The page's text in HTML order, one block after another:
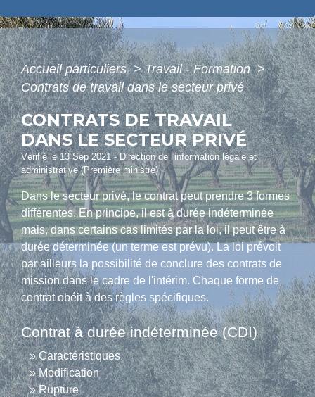
Accueil particuliers> Travail - Formation>
Contrats de travail dans le secteur privé
CONTRATS DE TRAVAIL
DANS LE SECTEUR PRIVÉ
Vérifié le 13 Sep 2021 - Direction de l'information légale et
administrative (Première ministre)
Dans le secteur privé, le contrat peut prendre 3 formes
différentes. En principe, il est à durée indéterminée
mais, dans certains cas limités par la loi, il peut être à
durée déterminée (un terme est prévu). La loi prévoit
par ailleurs la possibilité de conclure des contrats de
mission dans le cadre de l'intérim. Chaque forme de
contrat obéit à des règles spécifiques.
Contrat à durée indéterminée (CDI)
Caractéristiques
Modification
Rupture